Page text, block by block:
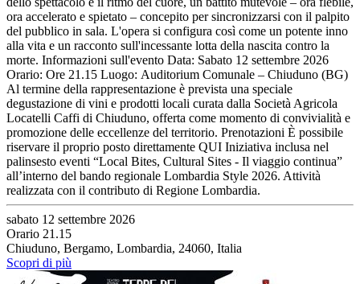
ora accelerato e spietato – concepito per sincronizzarsi con il palpito
del pubblico in sala. L'opera si configura così come un potente inno
alla vita e un racconto sull'incessante lotta della nascita contro la
morte. Informazioni sull'evento Data: Sabato 12 settembre 2026
Orario: Ore 21.15 Luogo: Auditorium Comunale – Chiuduno (BG)
Al termine della rappresentazione è prevista una speciale
degustazione di vini e prodotti locali curata dalla Società Agricola
Locatelli Caffi di Chiuduno, offerta come momento di convivialità e
promozione delle eccellenze del territorio. Prenotazioni È possibile
riservare il proprio posto direttamente QUI Iniziativa inclusa nel
palinsesto eventi “Local Bites, Cultural Sites - Il viaggio continua”
all’interno del bando regionale Lombardia Style 2026. Attività
realizzata con il contributo di Regione Lombardia.
sabato 12 settembre 2026
Orario 21.15
Chiuduno, Bergamo, Lombardia, 24060, Italia
Scopri di più